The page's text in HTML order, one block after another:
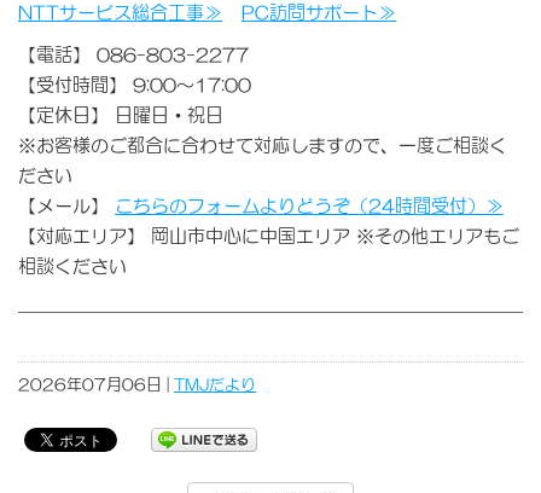
NTTサービス総合工事≫
PC訪問サポート≫
【電話】 086-803-2277
【受付時間】 9:00～17:00
【定休日】 日曜日・祝日
※お客様のご都合に合わせて対応しますので、一度ご相談く
ださい
【メール】
こちらのフォームよりどうぞ（24時間受付）≫
【対応エリア】 岡山市中心に中国エリア ※その他エリアもご
相談ください
2026年07月06日 | TMJだより